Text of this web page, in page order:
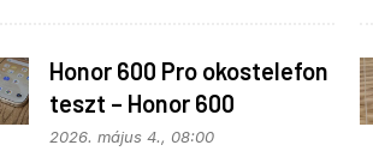
Honor 600 Pro okostelefon
teszt – Honor 600
kitekintéssel
2026. május 4., 08:00